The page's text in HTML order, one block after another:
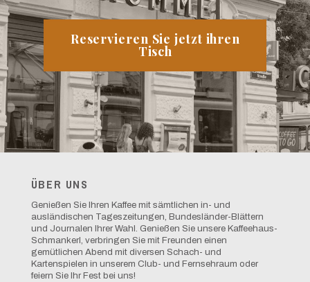
Reservieren Sie jetzt ihren
Tisch
ÜBER UNS
Genießen Sie Ihren Kaffee mit sämtlichen in- und
ausländischen Tageszeitungen, Bundesländer-Blättern
und Journalen Ihrer Wahl. Genießen Sie unsere Kaffeehaus-
Schmankerl, verbringen Sie mit Freunden einen
gemütlichen Abend mit diversen Schach- und
Kartenspielen in unserem Club- und Fernsehraum oder
feiern Sie Ihr Fest bei uns!